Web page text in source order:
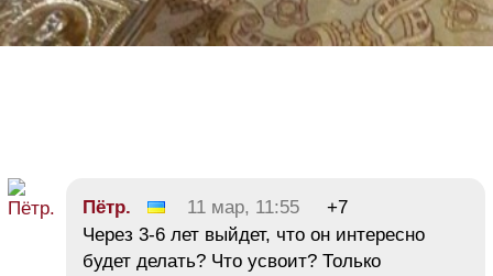
Пётр. 11 мар, 11:55
+7
Через 3-6 лет выйдет, что он интересно
будет делать? Что усвоит? Только